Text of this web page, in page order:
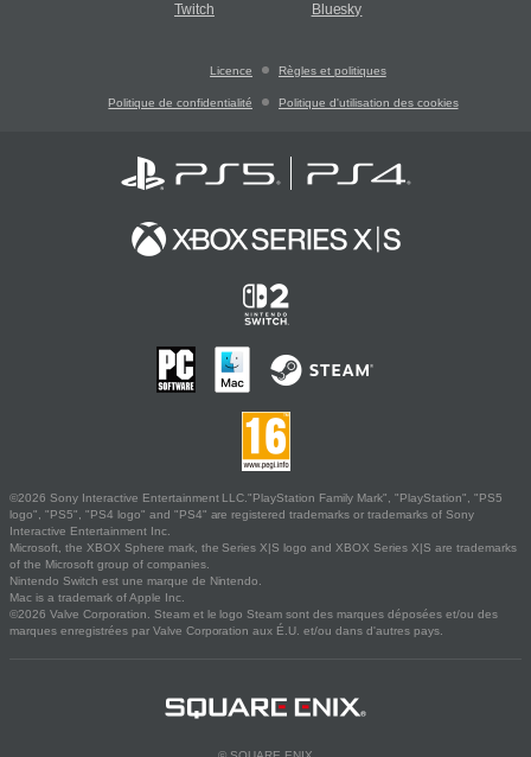
Twitch Bluesky
Licence Règles et politiques
Politique de confidentialité Politique d'utilisation des cookies
©2026 Sony Interactive Entertainment LLC."PlayStation Family Mark", "PlayStation", "PS5
logo", "PS5", "PS4 logo" and "PS4" are registered trademarks or trademarks of Sony
Interactive Entertainment Inc.
Microsoft, the XBOX Sphere mark, the Series X|S logo and XBOX Series X|S are trademarks
of the Microsoft group of companies.
Nintendo Switch est une marque de Nintendo.
Mac is a trademark of Apple Inc.
©2026 Valve Corporation. Steam et le logo Steam sont des marques déposées et/ou des
marques enregistrées par Valve Corporation aux É.U. et/ou dans d'autres pays.